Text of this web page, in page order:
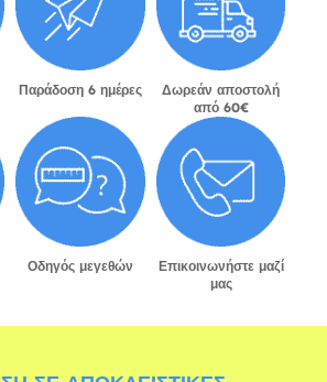
Παράδοση 6 ημέρες
Δωρεάν αποστολή
από 60€
Οδηγός μεγεθών
Επικοινωνήστε μαζί
μας